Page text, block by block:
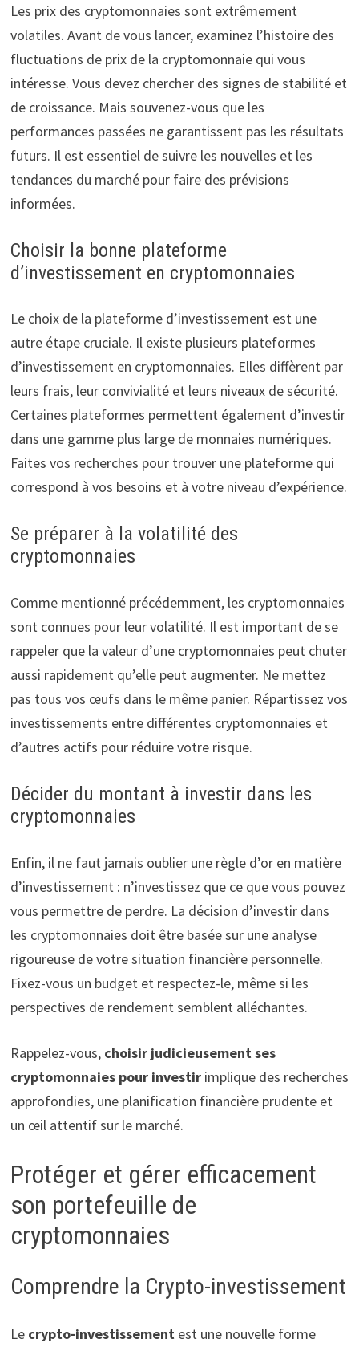
Les prix des cryptomonnaies sont extrêmement
volatiles. Avant de vous lancer, examinez l’histoire des
fluctuations de prix de la cryptomonnaie qui vous
intéresse. Vous devez chercher des signes de stabilité et
de croissance. Mais souvenez-vous que les
performances passées ne garantissent pas les résultats
futurs. Il est essentiel de suivre les nouvelles et les
tendances du marché pour faire des prévisions
informées.
Choisir la bonne plateforme
d’investissement en cryptomonnaies
Le choix de la plateforme d’investissement est une
autre étape cruciale. Il existe plusieurs plateformes
d’investissement en cryptomonnaies. Elles diffèrent par
leurs frais, leur convivialité et leurs niveaux de sécurité.
Certaines plateformes permettent également d’investir
dans une gamme plus large de monnaies numériques.
Faites vos recherches pour trouver une plateforme qui
correspond à vos besoins et à votre niveau d’expérience.
Se préparer à la volatilité des
cryptomonnaies
Comme mentionné précédemment, les cryptomonnaies
sont connues pour leur volatilité. Il est important de se
rappeler que la valeur d’une cryptomonnaies peut chuter
aussi rapidement qu’elle peut augmenter. Ne mettez
pas tous vos œufs dans le même panier. Répartissez vos
investissements entre différentes cryptomonnaies et
d’autres actifs pour réduire votre risque.
Décider du montant à investir dans les
cryptomonnaies
Enfin, il ne faut jamais oublier une règle d’or en matière
d’investissement : n’investissez que ce que vous pouvez
vous permettre de perdre. La décision d’investir dans
les cryptomonnaies doit être basée sur une analyse
rigoureuse de votre situation financière personnelle.
Fixez-vous un budget et respectez-le, même si les
perspectives de rendement semblent alléchantes.
Rappelez-vous, choisir judicieusement ses
cryptomonnaies pour investirimplique des recherches
approfondies, une planification financière prudente et
un œil attentif sur le marché.
Protéger et gérer efficacement
son portefeuille de
cryptomonnaies
Comprendre la Crypto-investissement
Le crypto-investissementest une nouvelle forme